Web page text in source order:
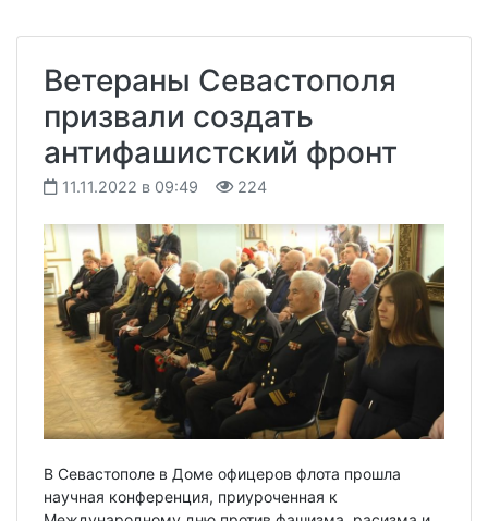
Ветераны Севастополя
призвали создать
антифашистский фронт
11.11.2022 в 09:49 224
В Севастополе в Доме офицеров флота прошла
научная конференция, приуроченная к